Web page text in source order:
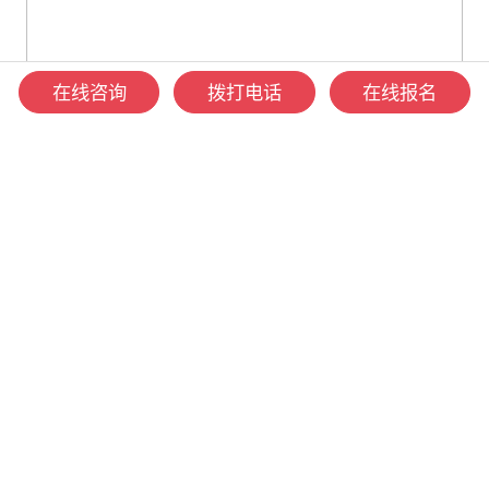
在线咨询 拨打电话 在线报名